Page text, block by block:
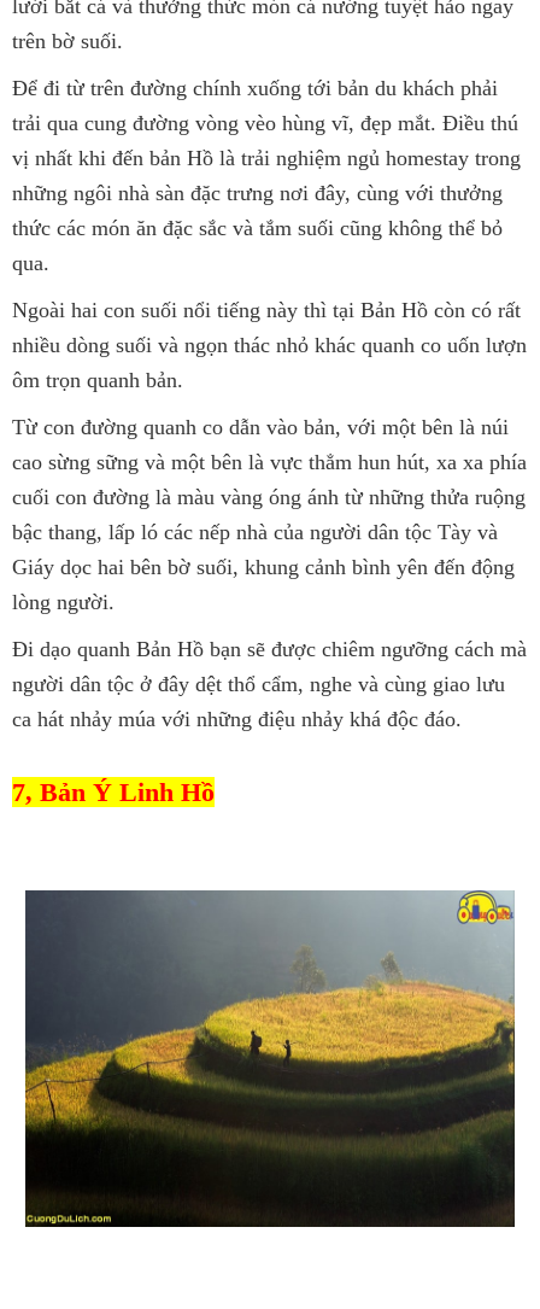
lưới bắt cá và thưởng thức món cá nướng tuyệt hảo ngay
trên bờ suối.
Để đi từ trên đường chính xuống tới bản du khách phải
trải qua cung đường vòng vèo hùng vĩ, đẹp mắt. Điều thú
vị nhất khi đến bản Hồ là trải nghiệm ngủ homestay trong
những ngôi nhà sàn đặc trưng nơi đây, cùng với thưởng
thức các món ăn đặc sắc và tắm suối cũng không thể bỏ
qua.
Ngoài hai con suối nổi tiếng này thì tại Bản Hồ còn có rất
nhiều dòng suối và ngọn thác nhỏ khác quanh co uốn lượn
ôm trọn quanh bản.
Từ con đường quanh co dẫn vào bản, với một bên là núi
cao sừng sững và một bên là vực thẳm hun hút, xa xa phía
cuối con đường là màu vàng óng ánh từ những thửa ruộng
bậc thang, lấp ló các nếp nhà của người dân tộc Tày và
Giáy dọc hai bên bờ suối, khung cảnh bình yên đến động
lòng người.
Đi dạo quanh Bản Hồ bạn sẽ được chiêm ngưỡng cách mà
người dân tộc ở đây dệt thổ cẩm, nghe và cùng giao lưu
ca hát nhảy múa với những điệu nhảy khá độc đáo.
7, Bản Ý Linh Hồ